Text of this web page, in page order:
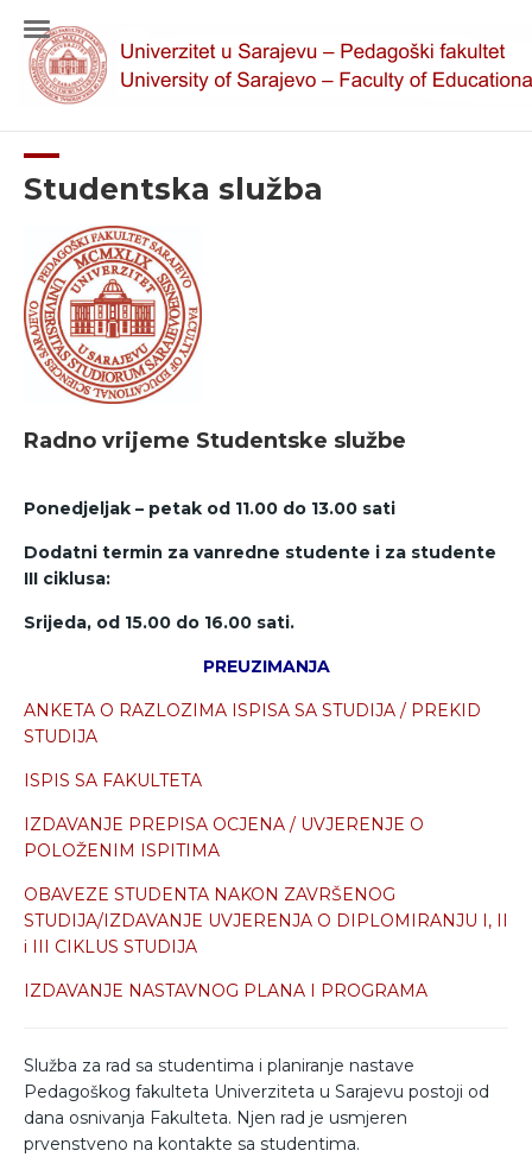
Studentska služba
Radno vrijeme Studentske službe
Ponedjeljak – petak od 11.00 do 13.00 sati
Dodatni termin za vanredne studente i za studente
III ciklusa:
Srijeda, od 15.00 do 16.00 sati.
PREUZIMANJA
ANKETA O RAZLOZIMA ISPISA SA STUDIJA / PREKID
STUDIJA
ISPIS SA FAKULTETA
IZDAVANJE PREPISA OCJENA / UVJERENJE O
POLOŽENIM ISPITIMA
OBAVEZE STUDENTA NAKON ZAVRŠENOG
STUDIJA/IZDAVANJE UVJERENJA O DIPLOMIRANJU I, II
i III CIKLUS STUDIJA
IZDAVANJE NASTAVNOG PLANA I PROGRAMA
Služba za rad sa studentima i planiranje nastave
Pedagoškog fakulteta Univerziteta u Sarajevu postoji od
dana osnivanja Fakulteta. Njen rad je usmjeren
prvenstveno na kontakte sa studentima.